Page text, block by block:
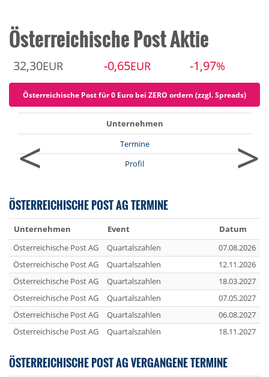
Österreichische Post Aktie
32,30EUR -0,65EUR -1,97%
Österreichische Post für 0 Euro bei ZERO ordern (zzgl. Spreads)
<
Unternehmen
Termine
Profil
>
ÖSTERREICHISCHE POST AG TERMINE
Unternehmen Event
Datum
Österreichische Post AG
Quartalszahlen
07.08.2026
Österreichische Post AG
Quartalszahlen
12.11.2026
Österreichische Post AG
Quartalszahlen
18.03.2027
Österreichische Post AG
Quartalszahlen
07.05.2027
Österreichische Post AG
Quartalszahlen
06.08.2027
Österreichische Post AG
Quartalszahlen 18.11.2027
ÖSTERREICHISCHE POST AG VERGANGENE TERMINE